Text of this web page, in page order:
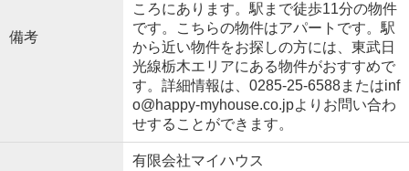
備考
ころにあります。駅まで徒歩11分の物件
です。こちらの物件はアパートです。駅
から近い物件をお探しの方には、東武日
光線栃木エリアにある物件がおすすめで
す。詳細情報は、0285-25-6588またはinf
o@happy-myhouse.co.jpよりお問い合わ
せすることができます。
有限会社マイハウス